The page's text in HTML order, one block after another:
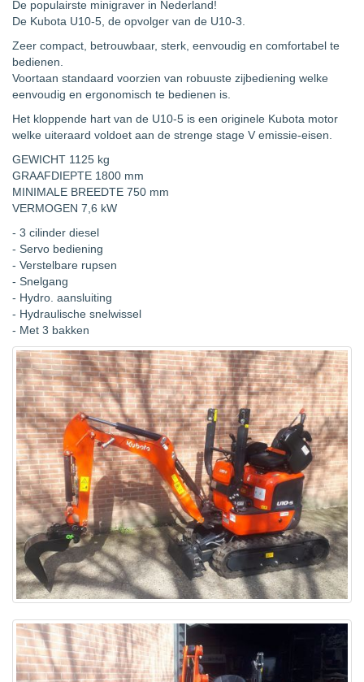
De populairste minigraver in Nederland!
De Kubota U10-5, de opvolger van de U10-3.
Zeer compact, betrouwbaar, sterk, eenvoudig en comfortabel te
bedienen.
Voortaan standaard voorzien van robuuste zijbediening welke
eenvoudig en ergonomisch te bedienen is.
Het kloppende hart van de U10-5 is een originele Kubota motor
welke uiteraard voldoet aan de strenge stage V emissie-eisen.
GEWICHT 1125 kg
GRAAFDIEPTE 1800 mm
MINIMALE BREEDTE 750 mm
VERMOGEN 7,6 kW
- 3 cilinder diesel
- Servo bediening
- Verstelbare rupsen
- Snelgang
- Hydro. aansluiting
- Hydraulische snelwissel
- Met 3 bakken